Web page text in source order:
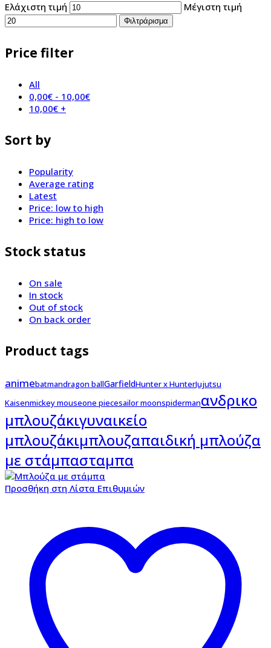
Ελάχιστη τιμή Μέγιστη τιμή
Φιλτράρισμα
Price filter
All
0,00€ - 10,00€
10,00€ +
Sort by
Popularity
Average rating
Latest
Price: low to high
Price: high to low
Stock status
On sale
In stock
Out of stock
On back order
Product tags
animebatmandragon ballGarfieldHunter x HunterJujutsu
Kaisenmickey mouseone piecesailor moonspidermanανδρικο
μπλουζάκιγυναικείο
μπλουζάκιμπλουζαπαιδική μπλούζα
με στάμπασταμπα
Προσθήκη στη Λίστα Επιθυμιών